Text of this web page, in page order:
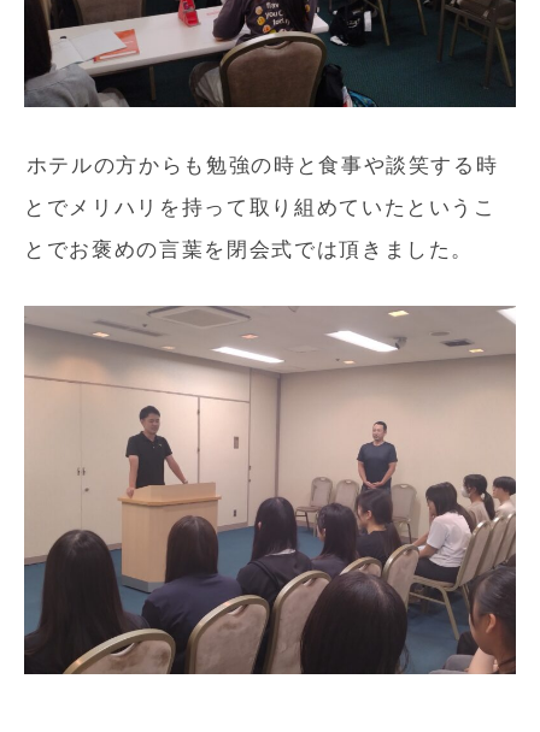
ホテルの方からも勉強の時と食事や談笑する時
とでメリハリを持って取り組めていたというこ
とでお褒めの言葉を閉会式では頂きました。